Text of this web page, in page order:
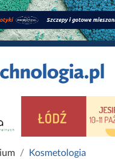
Kosmetologia